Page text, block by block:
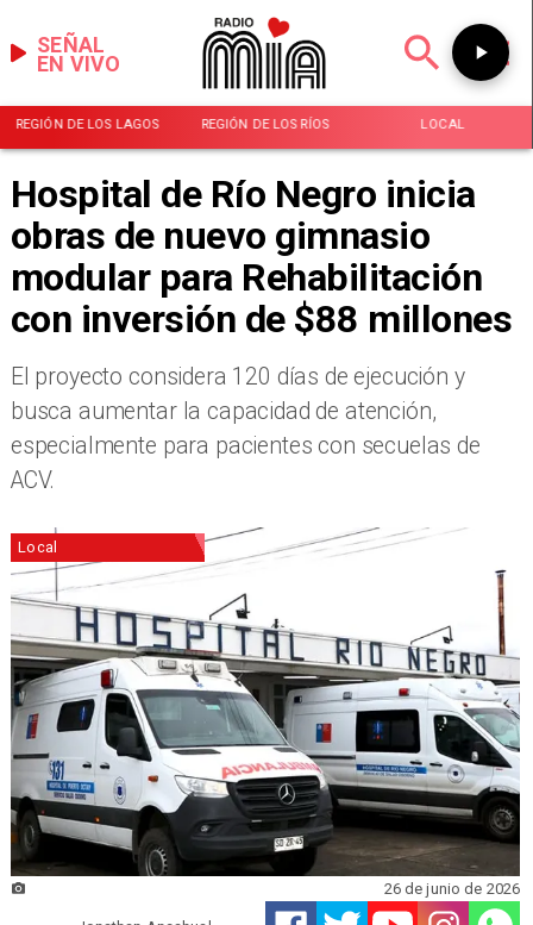
EN VIVO
SEÑAL
REGIÓN DE LOS LAGOS REGIÓN DE LOS RÍOS LOCAL
Hospital de Río Negro inicia
obras de nuevo gimnasio
modular para Rehabilitación
con inversión de $88 millones
El proyecto considera 120 días de ejecución y
busca aumentar la capacidad de atención,
especialmente para pacientes con secuelas de
ACV.
Local
26 de junio de 2026